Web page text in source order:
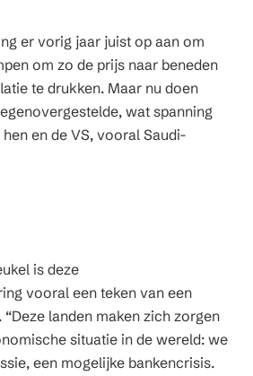
er vorig jaar juist op aan om
om zo de prijs naar beneden
te drukken. Maar nu doen
wat spanning
en de VS, vooral Saudi-
is deze
vooral een teken van een
landen maken zich zorgen
situatie in de wereld: we
een mogelijke bankencrisis.